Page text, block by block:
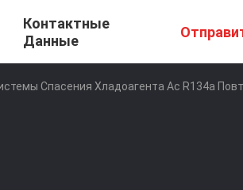
Контактные
Данные
Спасения Хладоагента Ac R134a